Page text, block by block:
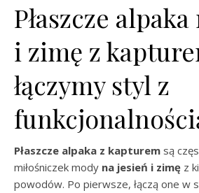
Płaszcze
i zimę z
łączymy styl z
Płaszcze alpaka z kapturem są
miłośniczek mody na jesień i zimę z
powodów. Po pierwsze, łączą one w